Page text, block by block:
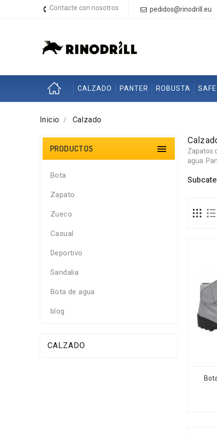
Contacte con nosotros pedidos@rinodrill.eu
CALZADO PANTER ROBUSTA
Inicio Calzado
PRODUCTOS 
Bota
Zapato
Zueco
Casual
Deportivo
Sandalia
Bota de agua
blog
CALZADO
Zapatos
agua